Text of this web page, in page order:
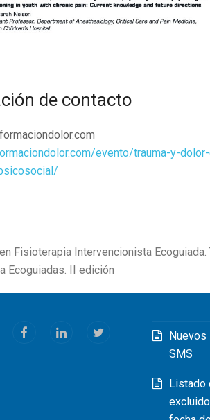
de contacto
evento/trauma-y-
Fisioterapia Intervencionista
Ecoguiadas. II edición
FacebookLinkedInTwitter
Nuevos
SMS
Listado